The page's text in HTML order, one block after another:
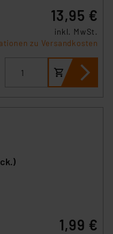
13,95 €
inkl. MwSt.
zu Versandkosten
1,99 €